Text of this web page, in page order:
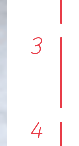
3
4